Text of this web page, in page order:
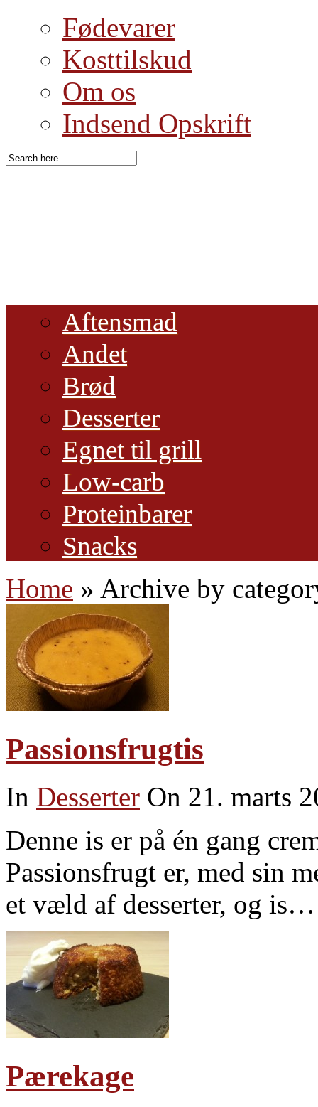
Fødevarer
Kosttilskud
Om os
Indsend Opskrift
Aftensmad
Andet
Brød
Desserter
Egnet til grill
Low-carb
Proteinbarer
Snacks
Home » Archive by
Passionsfrugtis
In Desserter On 21. marts
Denne is er på én gang
Passionsfrugt er, med sin
et væld af desserter, og
Pærekage